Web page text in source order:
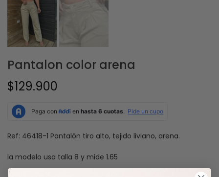
Pantalon color arena
$129.900
Ref: 46418-1 Pantalón tiro alto, tejido liviano, arena.
la modelo usa talla 8 y mide 1.65